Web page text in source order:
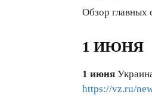
Обзор главных
1 ИЮНЯ
1 июня
https://vz.ru/